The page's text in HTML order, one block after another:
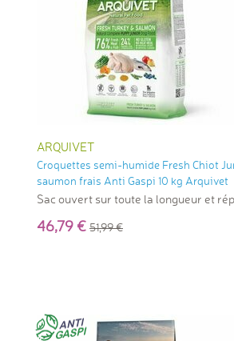
ARQUIVET
Croquettes semi-humide Fresh Chiot
saumon frais Anti Gaspi 10 kg Arquivet
Sac ouvert sur toute la longueur et
46,79 51,99